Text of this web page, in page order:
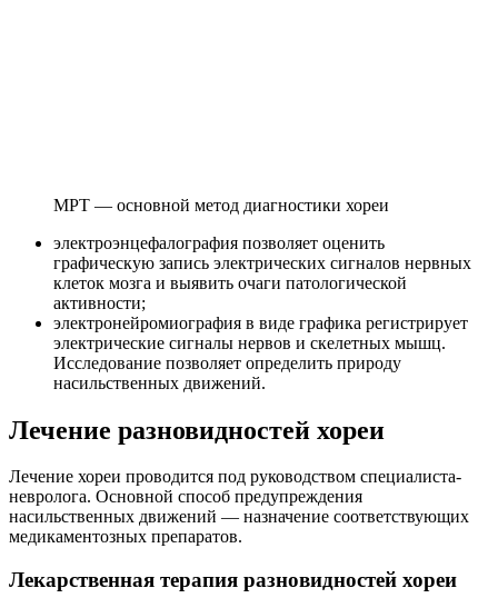
МРТ — основной метод диагностики хореи
электроэнцефалография позволяет оценить
графическую запись электрических сигналов нервных
клеток мозга и выявить очаги патологической
активности;
электронейромиография в виде графика регистрирует
электрические сигналы нервов и скелетных мышц.
Исследование позволяет определить природу
насильственных движений.
Лечение разновидностей хореи
Лечение хореи проводится под руководством специалиста-
невролога. Основной способ предупреждения
насильственных движений — назначение соответствующих
медикаментозных препаратов.
Лекарственная терапия разновидностей хореи